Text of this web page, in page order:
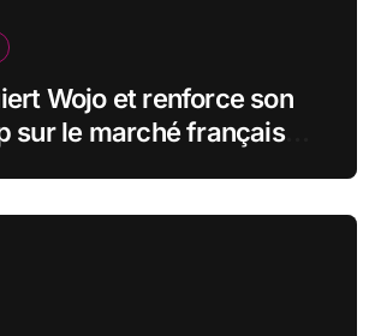
Wojo et renforce son
sur le marché français